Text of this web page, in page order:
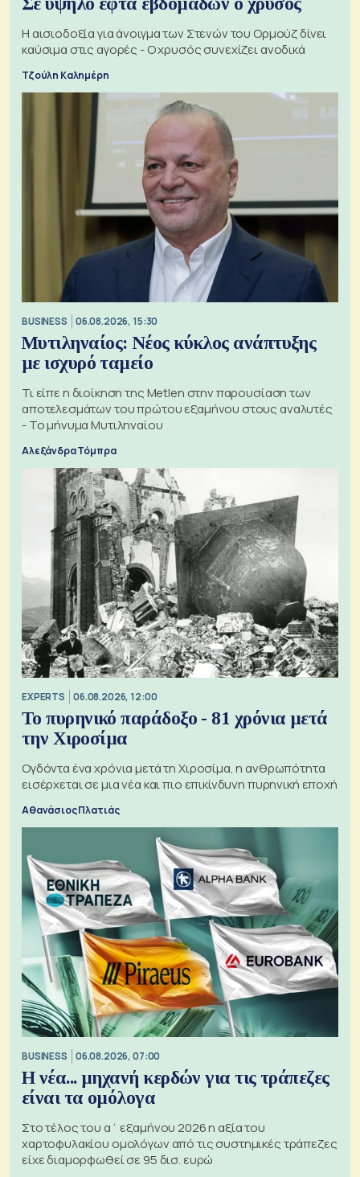
Η αισιοδοξία για άνοιγμα των Στενών του Ορμούζ δίνει
καύσιμα στις αγορές - Ο χρυσός συνεχίζει ανοδικά
Τζούλη Καλημέρη
BUSINESS 06.08.2026, 15:30
Μυτιληναίος: Νέος κύκλος ανάπτυξης
με ισχυρό ταμείο
Τι είπε η διοίκηση της Metlen στην παρουσίαση των
αποτελεσμάτων του πρώτου εξαμήνου στους αναλυτές
- Το μήνυμα Μυτιληναίου
Αλεξάνδρα Τόμπρα
EXPERTS 06.08.2026, 12:00
Το πυρηνικό παράδοξο - 81 χρόνια μετά
την Χιροσίμα
Ογδόντα ένα χρόνια μετά τη Χιροσίμα, η ανθρωπότητα
εισέρχεται σε μια νέα και πιο επικίνδυνη πυρηνική εποχή
Αθανάσιος Πλατιάς
BUSINESS 06.08.2026, 07:00
Η νέα... μηχανή κερδών για τις τράπεζες
είναι τα ομόλογα
Στο τέλος του α΄ εξαμήνου 2026 η αξία του
χαρτοφυλακίου ομολόγων από τις συστημικές τράπεζες
είχε διαμορφωθεί σε 95 δισ. ευρώ